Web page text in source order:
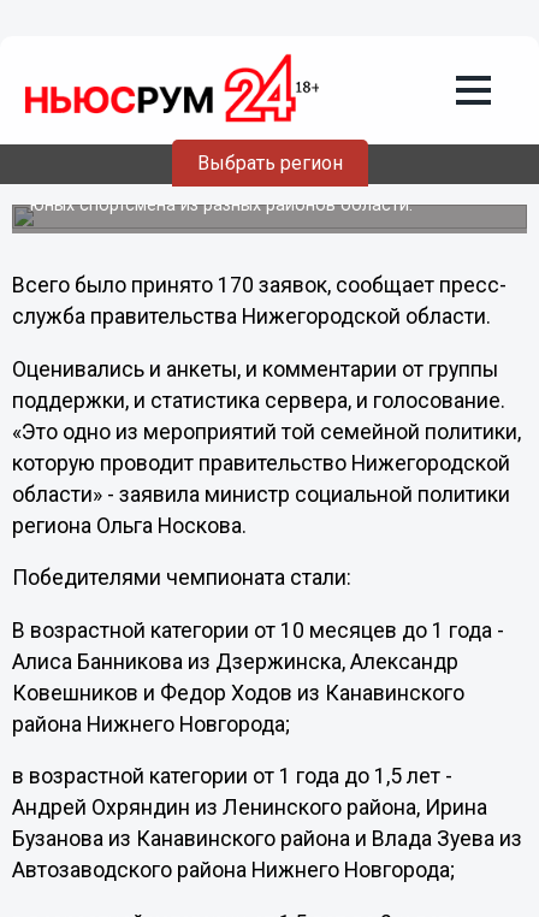
Выбрать регион
Победителей чемпионата «Маленький
спринтер» определили в Нижнем
Новгороде
В соревновании по бегу в ползунках приняло участие 64
юных спортсмена из разных районов области.
Всего было принято 170 заявок, сообщает пресс-
служба правительства Нижегородской области.
Оценивались и анкеты, и комментарии от группы
поддержки, и статистика сервера, и голосование.
«Это одно из мероприятий той семейной политики,
которую проводит правительство Нижегородской
области» - заявила министр социальной политики
региона Ольга Носкова.
Победителями чемпионата стали:
В возрастной категории от 10 месяцев до 1 года -
Алиса Банникова из Дзержинска, Александр
Ковешников и Федор Ходов из Канавинского
района Нижнего Новгорода;
в возрастной категории от 1 года до 1,5 лет -
Андрей Охряндин из Ленинского района, Ирина
Бузанова из Канавинского района и Влада Зуева из
Автозаводского района Нижнего Новгорода;